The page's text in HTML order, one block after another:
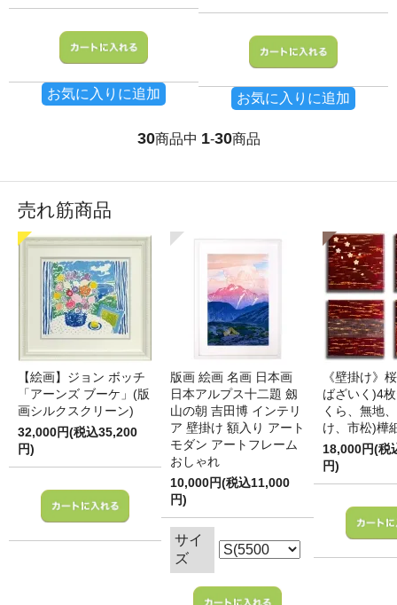
お気に入りに追加 お気に入りに追加
30商品中 1-30商品
売れ筋商品
【絵画】ジョン ボッチ
「アーンズ ブーケ」(版
画シルクスクリーン)
32,000円(税込35,200
円)
版画 絵画 名画 日本画
日本アルプス十二題 劔
山の朝 吉田博 インテリ
ア 壁掛け 額入り アート
モダン アートフレーム
おしゃれ
10,000円(税込11,000
円)
サイ
ズ
《壁掛け》
ばざいく)4
くら、無地
け、市松)樺
18,000円(税
円)